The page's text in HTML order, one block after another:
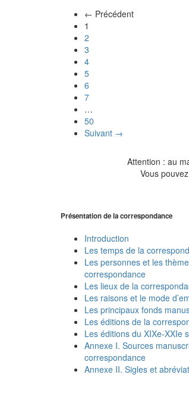
← Précédent
1
2
3
4
5
6
7
…
50
Suivant →
Attention : au
Vous
Présentation de la correspondance
Introduction
Les temps de la
Les personnes et les
correspondance
Les lieux de la
Les raisons et le mode
Les principaux fonds
Les éditions de la
Les éditions du XIXe-XXIe
Annexe I. Sources
correspondance
Annexe II. Sigles et